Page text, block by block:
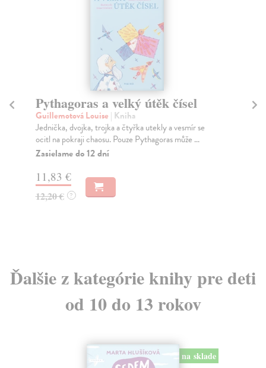
Marmeláda, oranžová panda
Walliams David| Kniha
Jednoho dne se v hlubokém lese narodila maličká
panda. Byla překrásná, až na to, že měla jinou barvu...
Zasielame do 12 dní
18,14 €
18,70 € ?
Ďalšie z kategórie knihy pre deti
od 10 do 13 rokov
na sklade